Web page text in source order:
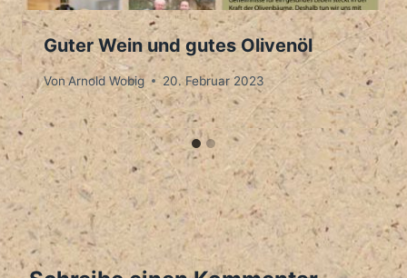
Guter Wein und gutes Olivenöl
Von Arnold Wobig 20. Februar 2023